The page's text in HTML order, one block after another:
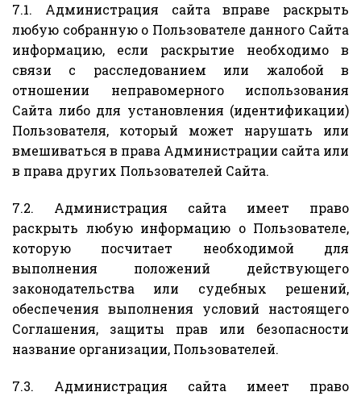
7.1. Администрация сайта вправе раскрыть
любую собранную о Пользователе данного Сайта
информацию, если раскрытие необходимо в
связи с расследованием или жалобой в
отношении неправомерного использования
Сайта либо для установления (идентификации)
Пользователя, который может нарушать или
вмешиваться в права Администрации сайта или
в права других Пользователей Сайта.
7.2. Администрация сайта имеет право
раскрыть любую информацию о Пользователе,
которую посчитает необходимой для
выполнения положений действующего
законодательства или судебных решений,
обеспечения выполнения условий настоящего
Соглашения, защиты прав или безопасности
название организации, Пользователей.
7.3. Администрация сайта имеет право